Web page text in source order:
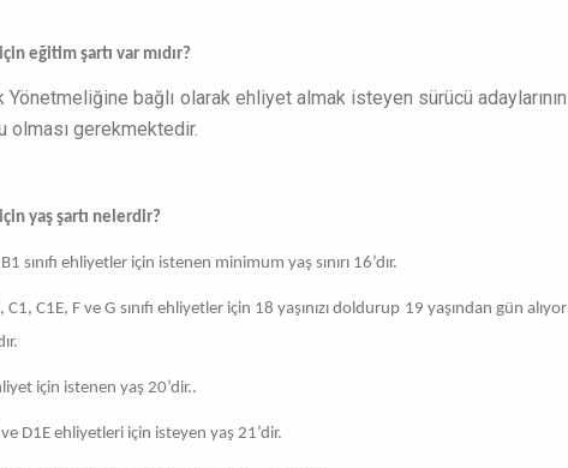
eğitim şartı var mıdır?
Yönetmeliğine bağlı olarak ehliyet almak isteyen sürücü adaylarının
olması gerekmektedir.
yaş şartı nelerdir?
sınıfı ehliyetler için istenen minimum yaş sınırı 16’dır.
C1, C1E, F ve G sınıfı ehliyetler için 18 yaşınızı doldurup 19 yaşından gün alıyor
için istenen yaş 20’dir..
ve D1E ehliyetleri için isteyen yaş 21’dir.